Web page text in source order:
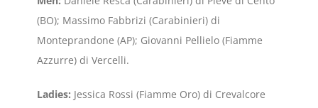
(BO); Massimo Fabbrizi (Carabinieri) di
Monteprandone (AP); Giovanni Pellielo (Fiamme
Azzurre) di Vercelli.
Ladies: Jessica Rossi (Fiamme Oro) di Crevalcore